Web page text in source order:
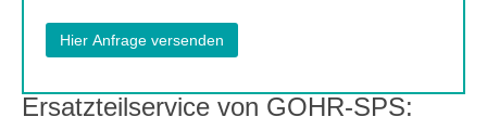
Ersatzteilservice von GOHR-SPS: